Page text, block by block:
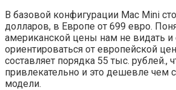
В базовой конфигурации Mac Mini
долларов, в Европе от 699 евро.
американской цены нам не видать и
ориентироваться от европейской
составляет порядка 55 тыс. рублей.,
привлекательно и это дешевле чем
модели.